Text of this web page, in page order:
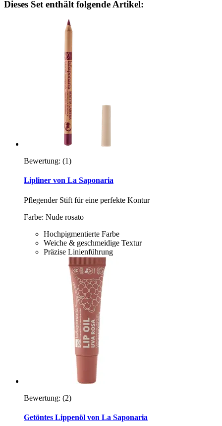
Dieses Set enthält folgende Artikel:
Bewertung: (1)
Lipliner von La Saponaria
Pflegender Stift für eine perfekte Kontur
Farbe: Nude rosato
Hochpigmentierte Farbe
Weiche & geschmeidige Textur
Präzise Linienführung
Bewertung: (2)
Getöntes Lippenöl von La Saponaria